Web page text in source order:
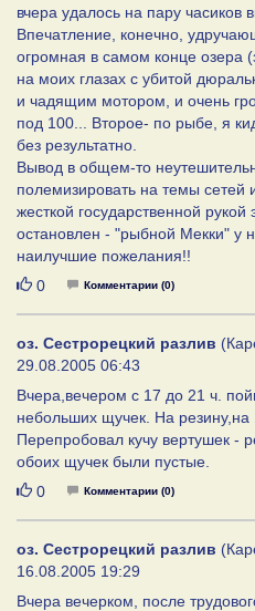
вчера удалось на пару часиков
Впечатление, конечно,
огромная в самом конце
на моих глазах с убитой
и чадящим мотором, и очень
под 100... Второе- по рыбе, я
без результатно.
Вывод в общем-то
полемизировать на темы сетей
жесткой государственной
остановлен - "рыбной Мекки" у
наилучшие пожелания!!
Нравится
0 Комментарии (0)
оз. Сестрорецкий разлив
29.08.2005 06:43
Вчера,вечером с 17 до 21 ч.
небольших щучек. На резину,на
Перепробовал кучу вертушек -
обоих щучек были пустые.
Нравится
0 Комментарии (0)
оз. Сестрорецкий разлив
16.08.2005 19:29
Вчера вечерком, после